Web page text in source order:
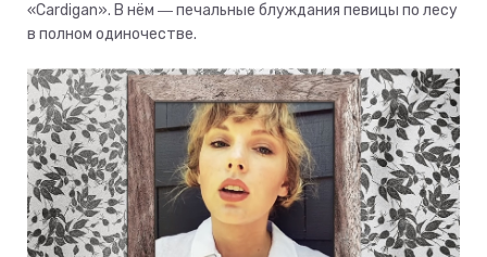
«Cardigan». В нём ― печальные блуждания певицы по лесу
в полном одиночестве.